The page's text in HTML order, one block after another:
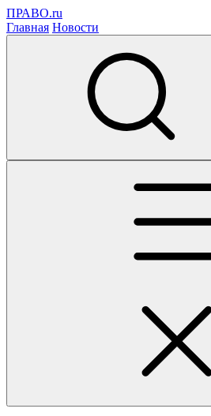
ПРАВО.ru
Главная Новости